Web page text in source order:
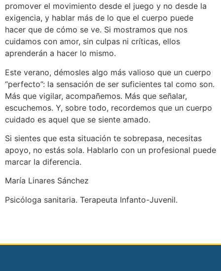
promover el movimiento desde el juego y no desde la
exigencia, y hablar más de lo que el cuerpo puede
hacer que de cómo se ve. Si mostramos que nos
cuidamos con amor, sin culpas ni críticas, ellos
aprenderán a hacer lo mismo.
Este verano, démosles algo más valioso que un cuerpo
“perfecto”: la sensación de ser suficientes tal como son.
Más que vigilar, acompañemos. Más que señalar,
escuchemos. Y, sobre todo, recordemos que un cuerpo
cuidado es aquel que se siente amado.
Si sientes que esta situación te sobrepasa, necesitas
apoyo, no estás sola. Hablarlo con un profesional puede
marcar la diferencia.
María Linares Sánchez
Psicóloga sanitaria. Terapeuta Infanto-Juvenil.